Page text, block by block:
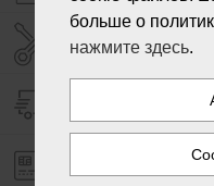
SERVICE
PAYMENT
больше о
нажмите здесь.